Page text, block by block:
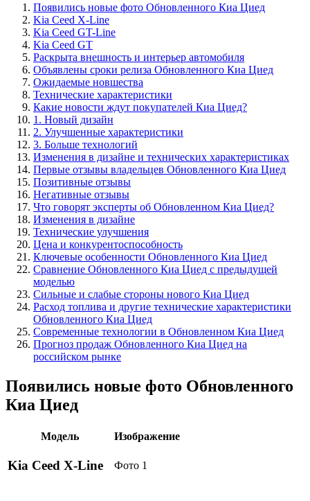
Появились новые фото Обновленного Киа Циед
Kia Ceed X-Line
Kia Ceed GT-Line
Kia Ceed GT
Раскрыта внешность и интерьер автомобиля
Объявлены сроки релиза Обновленного Киа Циед
Ожидаемые новшества
Технические характеристики
Какие новости ждут покупателей Киа Циед?
1. Новый дизайн
2. Улучшенные характеристики
3. Больше технологий
Изменения в дизайне и технических характеристиках
Первые отзывы владельцев Обновленного Киа Циед
Позитивные отзывы
Негативные отзывы
Что говорят эксперты об Обновленном Киа Циед?
Изменения в дизайне
Технические улучшения
Цена и конкурентоспособность
Ключевые особенности Обновленного Киа Циед
Сравнение Обновленного Киа Циед с предыдущей
моделью
Сильные и слабые стороны нового Киа Циед
Расход топлива и другие технические характеристики
Обновленного Киа Циед
Современные технологии в Обновленном Киа Циед
Прогноз продаж Обновленного Киа Циед на
российском рынке
Появились новые фото Обновленного
Киа Циед
Модель Изображение
Kia Ceed X-Line Фото 1